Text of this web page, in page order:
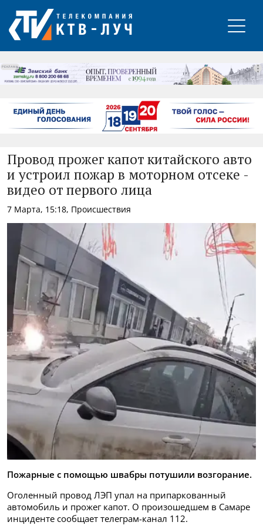
РЕКЛАМА
Провод прожег капот китайского авто
и устроил пожар в моторном отсеке -
видео от первого лица
7 Марта, 15:18, Происшествия
Пожарные с помощью швабры потушили возгорание.
Оголенный провод ЛЭП упал на припаркованный
автомобиль и прожег капот. О произошедшем в Самаре
инциденте сообщает телеграм-канал 112.